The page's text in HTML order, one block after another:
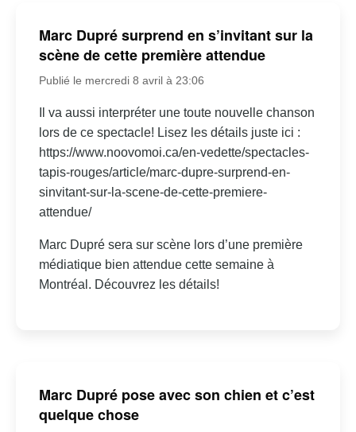
Marc Dupré surprend en s’invitant sur la
scène de cette première attendue
Publié le mercredi 8 avril à 23:06
Il va aussi interpréter une toute nouvelle chanson
lors de ce spectacle! Lisez les détails juste ici :
https://www.noovomoi.ca/en-vedette/spectacles-
tapis-rouges/article/marc-dupre-surprend-en-
sinvitant-sur-la-scene-de-cette-premiere-
attendue/
Marc Dupré sera sur scène lors d’une première
médiatique bien attendue cette semaine à
Montréal. Découvrez les détails!
Marc Dupré pose avec son chien et c’est
quelque chose